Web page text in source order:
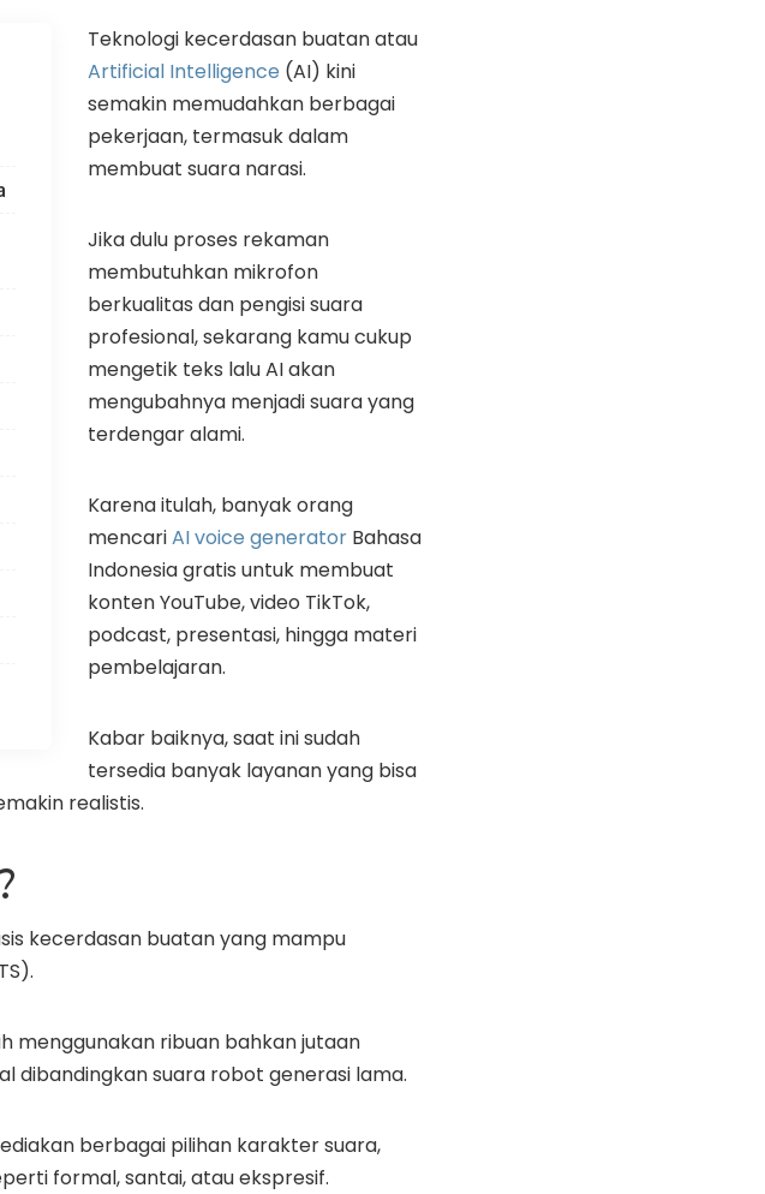
Teknologi kecerdasan buatan atau
Artificial Intelligence (AI) kini
semakin memudahkan berbagai
pekerjaan, termasuk dalam
membuat suara narasi.
Jika dulu proses rekaman
membutuhkan mikrofon
berkualitas dan pengisi suara
profesional, sekarang kamu cukup
mengetik teks lalu AI akan
mengubahnya menjadi suara yang
terdengar alami.
Karena itulah, banyak orang
mencariAI voice generator Bahasa
Indonesia gratis untuk membuat
konten YouTube, video TikTok,
podcast, presentasi, hingga materi
pembelajaran.
Kabar baiknya, saat ini sudah
tersedia banyak layanan yang bisa
realistis.
kecerdasan buatan yang mampu
menggunakan ribuan bahkan jutaan
dibandingkan suara robot generasi lama.
berbagai pilihan karakter suara,
formal, santai, atau ekspresif.